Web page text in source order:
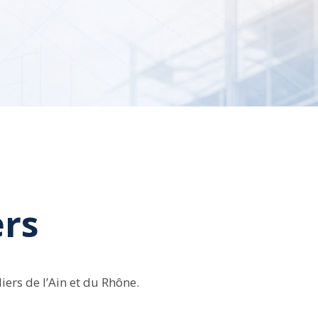
de l’Ain et du Rhône.